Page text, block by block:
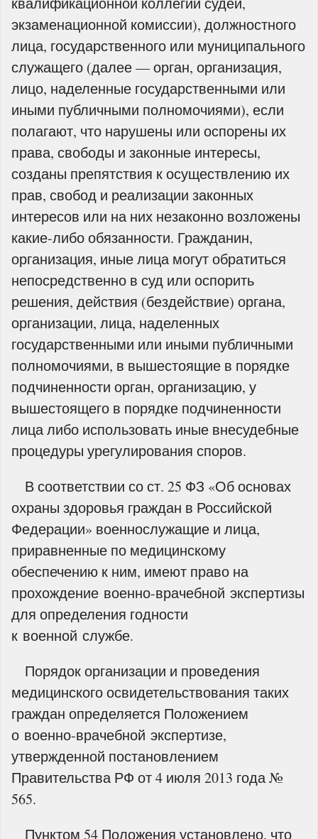
экзаменационной комиссии), должностного
лица, государственного или муниципального
служащего (далее — орган, организация,
лицо, наделенные государственными или
иными публичными полномочиями), если
полагают, что нарушены или оспорены их
права, свободы и законные интересы,
созданы препятствия к осуществлению их
прав, свобод и реализации законных
интересов или на них незаконно возложены
какие-либо обязанности. Гражданин,
организация, иные лица могут обратиться
непосредственно в суд или оспорить
решения, действия (бездействие) органа,
организации, лица, наделенных
государственными или иными публичными
полномочиями, в вышестоящие в порядке
подчиненности орган, организацию, у
вышестоящего в порядке подчиненности
лица либо использовать иные внесудебные
процедуры урегулирования споров.
В соответствии со ст. 25 ФЗ «Об основах
охраны здоровья граждан в Российской
Федерации» военнослужащие и лица,
приравненные по медицинскому
обеспечению к ним, имеют право на
прохождение военно-врачебной экспертизы
для определения годности
к военной службе.
Порядок организации и проведения
медицинского освидетельствования таких
граждан определяется Положением
о военно-врачебной экспертизе,
утвержденной постановлением
Правительства РФ от 4 июля 2013 года №
565.
Пунктом 54 Положения установлено, что